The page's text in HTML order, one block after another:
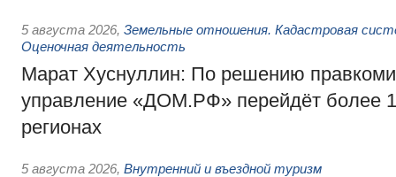
5 августа 2026, Земельные отношения. Кадастровая
Оценочная деятельность
Марат Хуснуллин: По решению
управление «ДОМ.РФ» перейдёт более
регионах
5 августа 2026, Внутренний и въездной туризм